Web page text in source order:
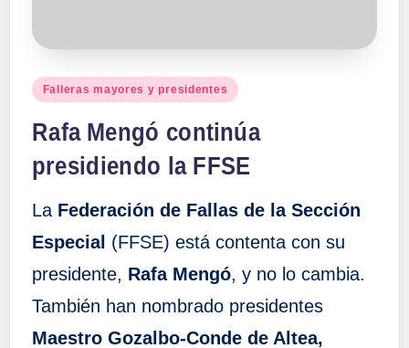
Publicado
Falleras mayores y presidentes
Rafa Mengó continúa
presidiendo la FFSE
La Federación de Fallas de la Sección
Especial (FFSE) está contenta con su
presidente, Rafa Mengó, y no lo cambia.
También han nombrado presidentes
Maestro Gozalbo-Conde de Altea,